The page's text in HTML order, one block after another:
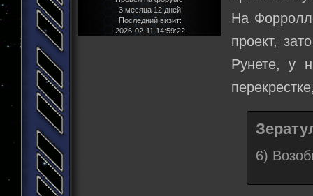
3 месяца 12 дней
Последний визит:
2026-02-11 14:59:22
На
проект,
Рунете, у
6)